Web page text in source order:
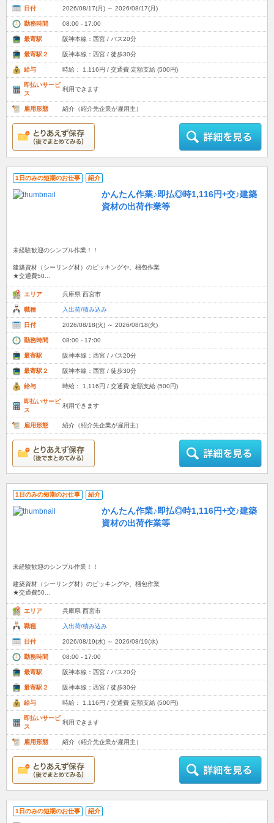
日付 2026/08/17(月) ～ 2026/08/17(月)
勤務時間 08:00 - 17:00
最寄駅 阪神本線：西宮 / バス20分
最寄駅２ 阪神本線：西宮 / 徒歩30分
給与 時給： 1,116円 / 交通費 定額支給 (500円)
即払いサービ
ス
利用できます
雇用形態 紹介（紹介先企業が雇用主）
1日のみの短期のお仕事 紹介
かんたん作業♪即払◎時1,116円+交♪建築
資材の出荷作業等
未経験歓迎のシンプル作業！！
建築資材（シーリング材）のピッキングや、梱包作業
★交通費50...
エリア 兵庫県 西宮市
職種 入出荷/積み込み
日付 2026/08/18(火) ～ 2026/08/18(火)
勤務時間 08:00 - 17:00
最寄駅 阪神本線：西宮 / バス20分
最寄駅２ 阪神本線：西宮 / 徒歩30分
給与 時給： 1,116円 / 交通費 定額支給 (500円)
即払いサービ
ス
利用できます
雇用形態 紹介（紹介先企業が雇用主）
1日のみの短期のお仕事 紹介
かんたん作業♪即払◎時1,116円+交♪建築
資材の出荷作業等
未経験歓迎のシンプル作業！！
建築資材（シーリング材）のピッキングや、梱包作業
★交通費50...
エリア 兵庫県 西宮市
職種 入出荷/積み込み
日付 2026/08/19(水) ～ 2026/08/19(水)
勤務時間 08:00 - 17:00
最寄駅 阪神本線：西宮 / バス20分
最寄駅２ 阪神本線：西宮 / 徒歩30分
給与 時給： 1,116円 / 交通費 定額支給 (500円)
即払いサービ
ス
利用できます
雇用形態 紹介（紹介先企業が雇用主）
1日のみの短期のお仕事 紹介